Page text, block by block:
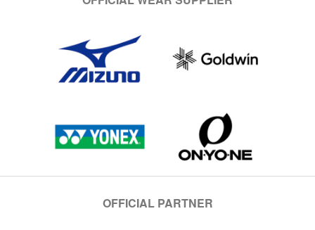
OFFICIAL PARTNER